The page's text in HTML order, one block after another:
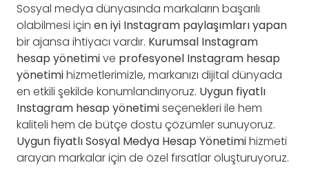
Sosyal medya dünyasında markaların başarılı
olabilmesi için en iyi Instagram paylaşımları yapan
bir ajansa ihtiyacı vardır. Kurumsal Instagram
hesap yönetimive profesyonel Instagram hesap
yönetimihizmetlerimizle, markanızı dijital dünyada
en etkili şekilde konumlandırıyoruz. Uygun fiyatlı
Instagram hesap yönetimiseçenekleri ile hem
kaliteli hem de bütçe dostu çözümler sunuyoruz.
Uygun fiyatlı Sosyal Medya Hesap Yönetimihizmeti
arayan markalar için de özel fırsatlar oluşturuyoruz.